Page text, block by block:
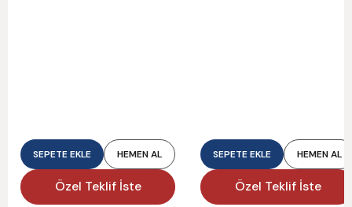
SEPETE EKLE HEMEN AL
Özel Teklif İste
SEPETE EKLE HEMEN AL
Özel Teklif İste